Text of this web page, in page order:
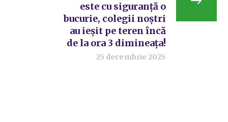
este cu siguranță o
bucurie, colegii noștri
au ieșit pe teren încă
de la ora 3 dimineața!
25 decembrie 2025